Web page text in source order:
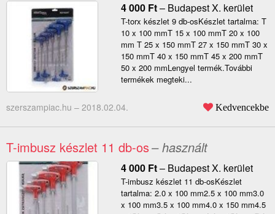
4 000 Ft– Budapest X. kerület
T-torx készlet 9 db-osKészlet tartalma: T
10 x 100 mmT 15 x 100 mmT 20 x 100
mm T 25 x 150 mmT 27 x 150 mmT 30 x
150 mmT 40 x 150 mmT 45 x 200 mmT
50 x 200 mmLengyel termék.További
termékek megteki...
szerszampiac.hu – 2018.02.04. Kedvencekbe
T-imbusz készlet 11 db-os– használt
4 000 Ft– Budapest X. kerület
T-imbusz készlet 11 db-osKészlet
tartalma: 2.0 x 100 mm2.5 x 100 mm3.0
x 100 mm3.5 x 100 mm4.0 x 150 mm4.5